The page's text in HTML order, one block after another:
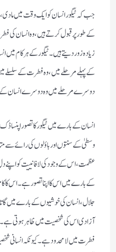
جب کہ ٹیگور انسان کو ایک وقت میں مادی،
کے طور پر قبول کرتے ہیں، وہ انسان کی
زیادہ زور دیتے ہیں۔ ٹیگور کے ہر کام میں
کے پہلے مرحلے میں، وہ فطرت کے سلسلے
دوسرے مرحلے میں وہ دوسرے انسان کے
وسطیٰ کے سنتوں اور باؤلوں کی رائے سے
عظمت، اس کے وجود کی لافانییت کو اپنے
کے بارے میں اس کا اپنا تصور ہے۔ اس کا
جلال، انسان کی خوشیوں کے بارے میں
آزادی اس کی شخصیت میں ظاہر ہوتی
فطرت میں لامحدود ہے۔ کیونکہ انسانی